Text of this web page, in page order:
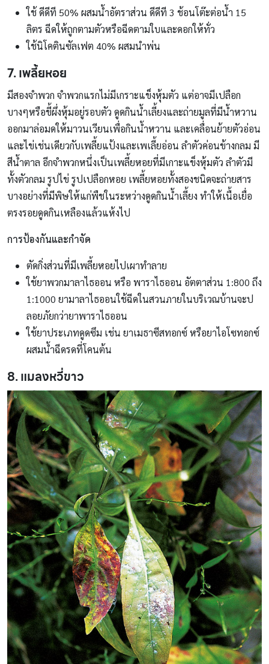
ใช้ ดีดีที 50% ผสมน้ำอัตราส่วน ดีดีที 3 ช้อนโต๊ะต่อน้ำ 15
ลิตร ฉีดให้ถูกตามตัวหรือฉีดตามใบและดอกให้ทั่ว
ใช้นิโคตินซัลเฟต 40% ผสมนำพ่น
7. เพลี้ยหอย
มีสองจำพวก จำพวกแรกไม่มีเกราะแข็งหุ้มตัว แต่อาจมีเปลือก
บางๆหรือขี้ผึ่งหุ้มอยู่รอบตัว ดูดกินน้ำเลี้ยงและถ่ายมูลที่มีน้ำหวาน
ออกมาล่อมดให้มาวนเวียนเพื่อกินน้ำหวาน และเคลื่อนย้ายตัวอ่อน
และไข่เช่นเดียวกับเพลี้ยแป้งและเพเลี้ยอ่อน ลำตัวค่อนข้างกลม มี
สีน้ำตาล อีกจำพวกหนึ่งเป็นเพลี้ยหอยที่มีเกาะแข็งหุ้มตัว ลำตัวมี
ทั้งตัวกลม รูปไข่ รูปเปลือกหอย เพลี้ยหอยทั้งสองชนิดจะถ่ายสาร
บางอย่างที่มีพิษให้แก่พืชในระหว่างดูดกินน้ำเลี้ยง ทำให้เนื้อเยื่อ
ตรงรอยดูดกินเหลืองแล้วแห้งไป
การป้องกันและกำจัด
ตัดกิ่งส่วนที่มีเพลี้ยหอยไปเผาทำลาย
ใช้ยาพวกมาลาไธออน หรือ พาราไธออน อัตตาส่วน 1:800 ถึง
1:1000 ยามาลาไธออนใช้ฉีดในสวนภายในบริเวณบ้านจะป
ลอยภัยกว่ายาพาราไธออน
ใช้ยาประเภทดูดซึม เช่น ยาเมธาซีสทอกซ์ หรือยาไอโซทอกซ์
ผสมน้ำฉีดรดที่โคนต้น
8. แมลงหวี่ขาว